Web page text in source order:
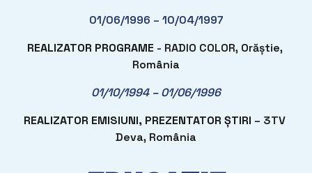
01/06/1996 – 10/04/1997
REALIZATOR PROGRAME - RADIO COLOR, Orăștie,
România
01/10/1994 – 01/06/1996
REALIZATOR EMISIUNI, PREZENTATOR ȘTIRI – 3TV
Deva, România